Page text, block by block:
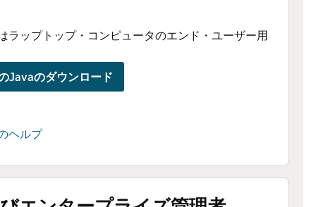
ラップトップ・コンピュータのエンド・ユーザー用
Javaのダウンロード
ヘルプ